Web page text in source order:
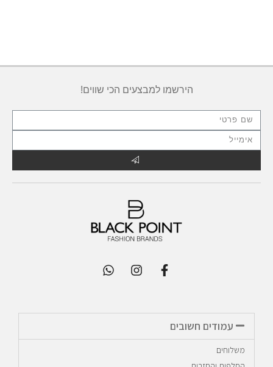
הירשמו למבצעים הכי שווים!
עמודים חשובים
משלוחים